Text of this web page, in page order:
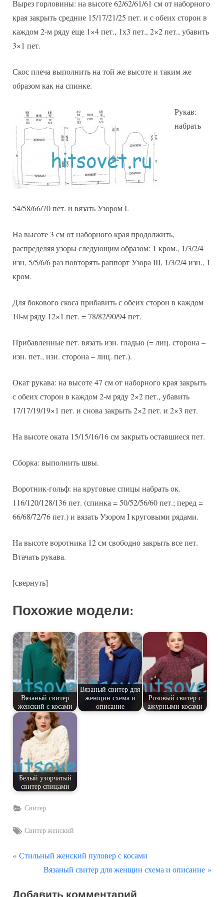
Вырез горловины: на высоте 62/62/61/61 см от наборного
края закрыть средние 15/17/21/25 пет. и с обеих сторон в
каждом 2-м ряду еще 1×4 пет., 1х3 пет., 2×2 пет., убавить
3×1 пет.
Скос плеча выполнить на той же высоте и таким же
образом как на спинке.
Рукав:
набрать
54/58/66/70 пет. и вязать Узором I.
На высоте 3 см от наборного края продолжить,
распределяя узоры следующим образом: 1 кром., 1/3/2/4
изн, 5/5/6/6 раз повторять раппорт Узора III, 1/3/2/4 изн., 1
кром.
Для бокового скоса прибавить с обеих сторон в каждом
10-м ряду 12×1 пет. = 78/82/90/94 пет.
Прибавленные пет. вязать изн. гладью (= лиц. сторона –
изн. пет., изн. сторона – лиц. пет.).
Окат рукава: на высоте 47 см от наборного края закрыть
с обеих сторон в каждом 2-м ряду 2×2 пет., убавить
17/17/19/19×1 пет. и снова закрыть 2×2 пет. и 2×3 пет.
На высоте оката 15/15/16/16 см закрыть оставшиеся пет.
Сборка: выполнить швы.
Воротник-гольф: на круговые спицы набрать ок.
116/120/128/136 пет. (спинка = 50/52/56/60 пет.; перед =
66/68/72/76 пет.) и вязать Узором I круговыми рядами.
На высоте воротника 12 см свободно закрыть все пет.
Втачать рукава.
[свернуть]
Похожие модели:
Вязаный свитер
женский с косами
Вязаный свитер для
женщин схема и
описание
Розовый свитер с
ажурными косами
Белый узорчатый
свитер спицами
Свитер
Tags:
Свитер женский
Навигация
П
Стильный женский пуловер с косами
С
Вязаный свитер для женщин схема и описание
Добавить комментарий